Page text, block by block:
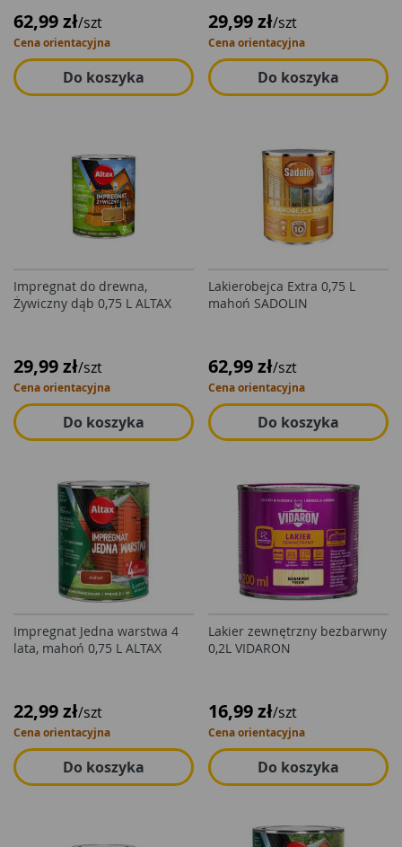
62,99 zł/szt
Cena orientacyjna
Do koszyka
29,99 zł/szt
Cena orientacyjna
Do koszyka
Impregnat do drewna,
Żywiczny dąb 0,75 L ALTAX
29,99 zł/szt
Cena orientacyjna
Do koszyka
Lakierobejca Extra 0,75 L
mahoń SADOLIN
62,99 zł/szt
Cena orientacyjna
Do koszyka
Impregnat Jedna warstwa 4
lata, mahoń 0,75 L ALTAX
22,99 zł/szt
Cena orientacyjna
Do koszyka
Lakier zewnętrzny bezbarwny
0,2L VIDARON
16,99 zł/szt
Cena orientacyjna
Do koszyka